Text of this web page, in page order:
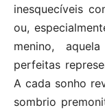
inesquecíveis
ou,
menino,
perfeitas
A cada sonho
sombrio